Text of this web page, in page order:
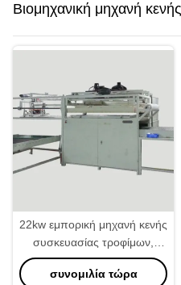
Βιομηχανική μηχανή κενής
συσκευασίας
22kw εμπορική μηχανή κενής
συσκευασίας τροφίμων,
βιομηχανική κενή Sealer
40secs/Pc ταχύτητα
συνομιλία τώρα